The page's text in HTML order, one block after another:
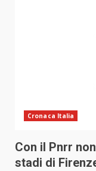
Cronaca Italia
Con il Pnrr
stadi di